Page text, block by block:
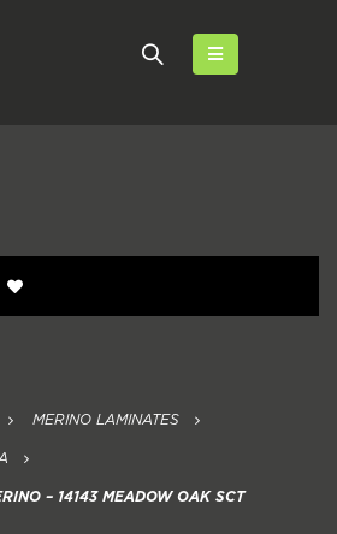
MERINO LAMINATES
– 14143 MEADOW OAK SCT